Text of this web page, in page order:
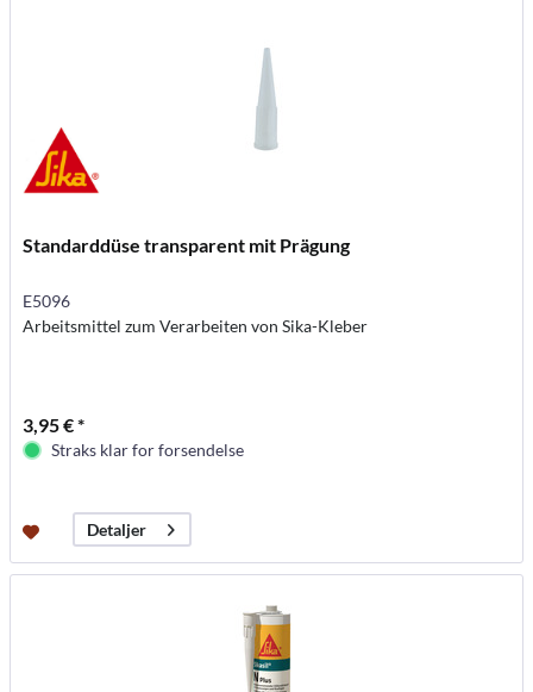
Standarddüse transparent mit Prägung
E5096
Arbeitsmittel zum Verarbeiten von Sika-Kleber
3,95 € *
Straks klar for forsendelse
Detaljer